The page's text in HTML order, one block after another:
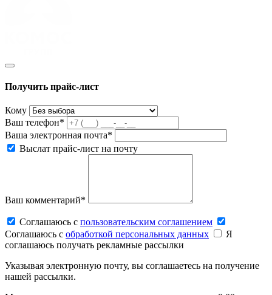
Получить прайс-лист
Кому
Ваш телефон*
Ваша электронная почта*
Выслат прайс-лист на почту
Ваш комментарий*
Соглашаюсь c пользовательским соглашением
Соглашаюсь c обработкой персональных данных
Я
соглашаюсь получать рекламные рассылки
Указывая электронную почту, вы соглашаетесь на получение
нашей рассылки.